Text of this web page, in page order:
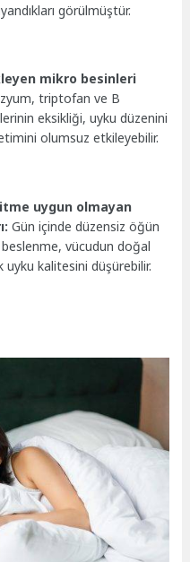
görülmüştür.
mikro besinleri
triptofan ve B
eksikliği, uyku düzenini
olumsuz etkileyebilir.
uygun olmayan
Gün içinde düzensiz öğün
vücudun doğal
kalitesini düşürebilir.